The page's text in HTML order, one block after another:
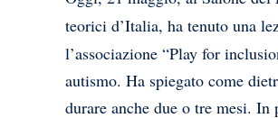
teorici d’Italia, ha tenuto una
l’associazione “Play for
autismo. Ha spiegato come
durare anche due o tre mesi.